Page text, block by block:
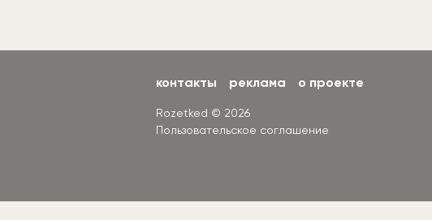
контакты реклама о проекте
Rozetked © 2026
Пользовательское соглашение